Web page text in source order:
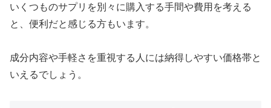
いくつものサプリを別々に購入する手間や費用を考える
と、便利だと感じる方もいます。
成分内容や手軽さを重視する人には納得しやすい価格帯と
いえるでしょう。